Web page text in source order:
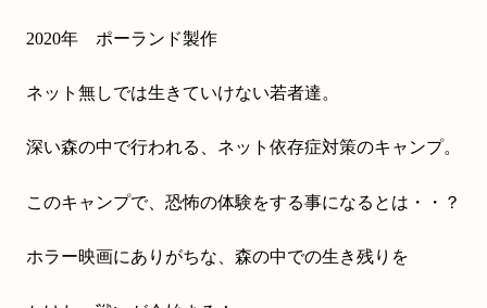
2020年 ポーランド製作
ネット無しでは生きていけない若者達。
深い森の中で行われる、ネット依存症対策のキャンプ。
このキャンプで、恐怖の体験をする事になるとは・・？
ホラー映画にありがちな、森の中での生き残りを